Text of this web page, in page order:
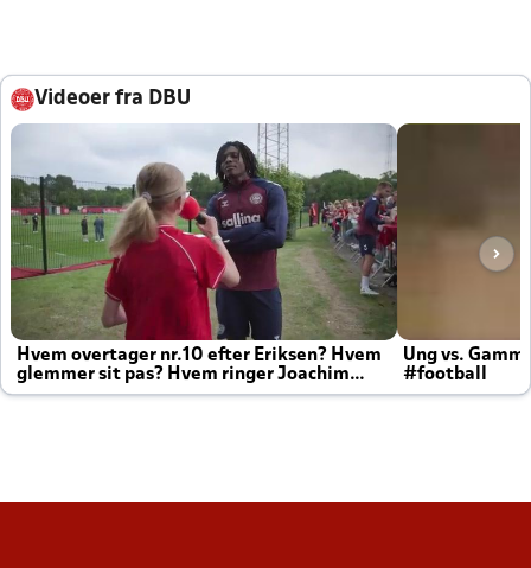
Videoer fra DBU
Hvem overtager nr.10 efter Eriksen? Hvem
glemmer sit pas? Hvem ringer Joachim
altid til efter kampe?
Ung vs.
#football